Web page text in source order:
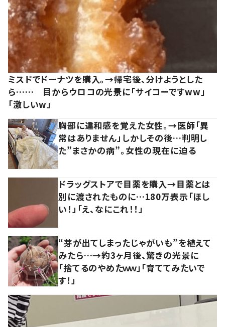
ミスドでドーナツを購入。→帰宅後、分けようとした
ら…… 目からウロコの光景に「サイコーですww」
「激しいw」
胸部に違和感を覚えた女性。→医師「異
常はありません」しかしその後…判明し
た”まさかの病”。女性の現在に迫る
ドラッグストアで目薬を購入→目薬とは
別に渡されたものに…180万表示「ほし
い！」「え、なにこれ！！」
“芽が出てしまったじゃがいも”を植えて
みたら…→約3ヶ月後、驚きの光景に
「捨てるのやめたｗｗ」「育ててみたいで
す！」